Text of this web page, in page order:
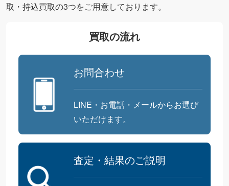
取・持込買取の3つをご用意しております。
買取の流れ
お問合わせ
LINE・お電話・メールからお選び
いただけます。
査定・結果のご説明